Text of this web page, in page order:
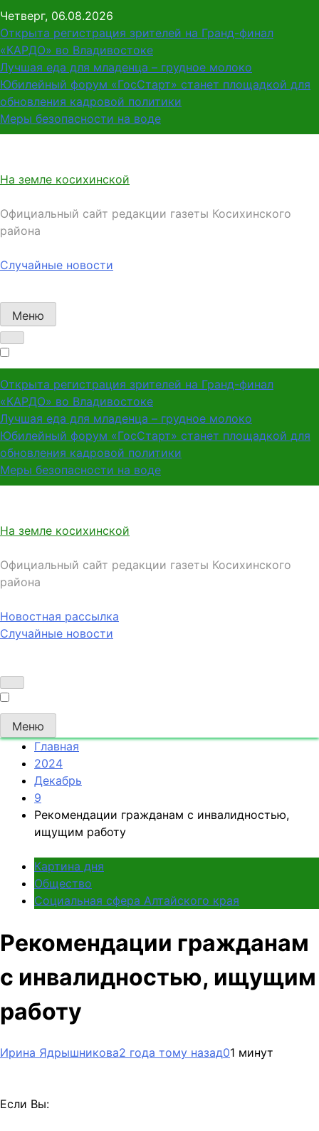
Перейти
к
содержимому
Четверг, 06.08.2026
Открыта регистрация зрителей на Гранд-финал
«КАРДО» во Владивостоке
Лучшая еда для младенца – грудное молоко
Юбилейный форум «ГосСтарт» станет площадкой для
обновления кадровой политики
Меры безопасности на воде
На земле косихинской
Официальный сайт редакции газеты Косихинского
района
Случайные новости
Меню
Открыта регистрация зрителей на Гранд-финал
«КАРДО» во Владивостоке
Лучшая еда для младенца – грудное молоко
Юбилейный форум «ГосСтарт» станет площадкой для
обновления кадровой политики
Меры безопасности на воде
На земле косихинской
Официальный сайт редакции газеты Косихинского
района
Новостная рассылка
Случайные новости
Меню
Главная
2024
Декабрь
9
Рекомендации гражданам с инвалидностью,
ищущим работу
Картина дня
Общество
Социальная сфера Алтайского края
Рекомендации гражданам
с инвалидностью, ищущим
работу
Ирина Ядрышникова2 года тому назад01 минут
Если Вы: